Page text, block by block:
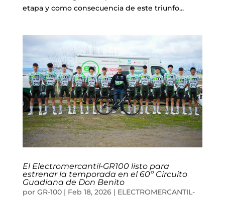
etapa y como consecuencia de este triunfo...
El Electromercantil-GR100 listo para
estrenar la temporada en el 60º Circuito
Guadiana de Don Benito
por GR-100| Feb 18, 2026| ELECTROMERCANTIL-